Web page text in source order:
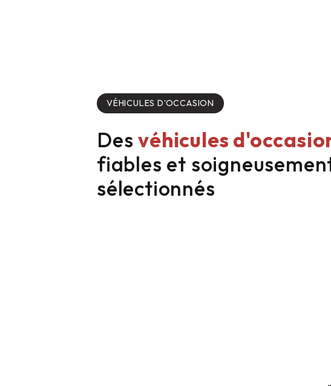
VÉHICULES D'OCCASION
Desvéhicules
fiables et
sélectionnés